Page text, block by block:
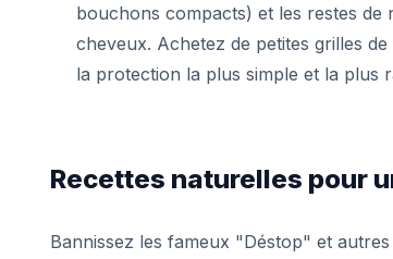
bouchons compacts) et les restes de
cheveux. Achetez de petites grilles
la protection la plus simple et la plus
Recettes naturelles pour
Bannissez les fameux "Déstop" et